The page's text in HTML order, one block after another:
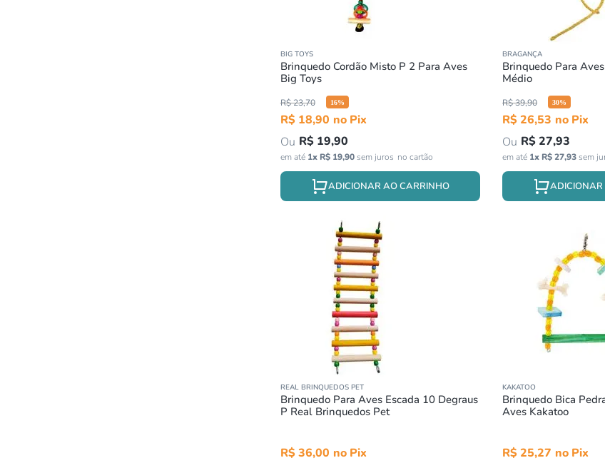
BIG TOYS
Brinquedo Cordão Misto P 2 Para Aves
Big Toys
R$23,70 16%
R$ 18,90
R$ 19,90
em até 1x R$ 19,90sem juros
ADICIONAR AO CARRINHO
BRAGANÇA
Brinquedo Para
Médio
R$39,90 30%
R$26,53
R$27,93
em até 1x R$27,93sem
REAL BRINQUEDOS PET
Brinquedo Para Aves Escada 10 Degraus
P Real Brinquedos Pet
R$36,00
KAKATOO
Brinquedo Bica
Aves Kakatoo
R$25,27